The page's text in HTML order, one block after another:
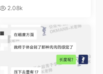
养自己的性能力？
2.08k